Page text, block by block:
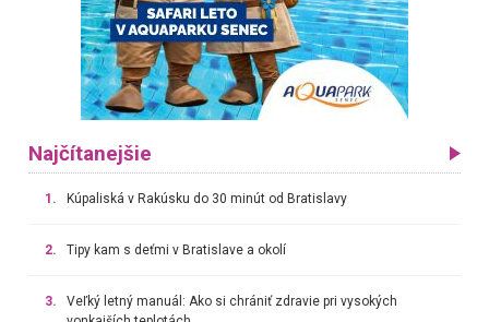
Najčítanejšie
1. Kúpaliská v Rakúsku do 30 minút od Bratislavy
2. Tipy kam s deťmi v Bratislave a okolí
3.
Veľký letný manuál: Ako si chrániť zdravie pri vysokých